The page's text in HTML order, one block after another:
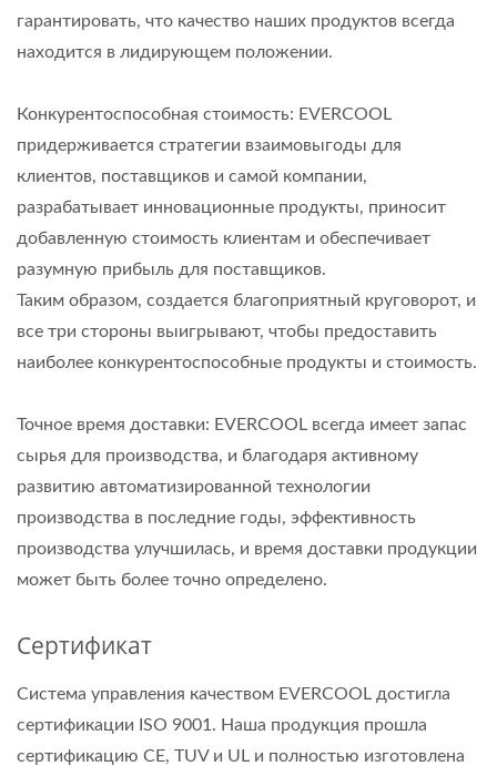
гарантировать, что качество наших продуктов всегда
находится в лидирующем положении.
Конкурентоспособная стоимость: EVERCOOL
придерживается стратегии взаимовыгоды для
клиентов, поставщиков и самой компании,
разрабатывает инновационные продукты, приносит
добавленную стоимость клиентам и обеспечивает
разумную прибыль для поставщиков.
Таким образом, создается благоприятный круговорот, и
все три стороны выигрывают, чтобы предоставить
наиболее конкурентоспособные продукты и стоимость.
Точное время доставки: EVERCOOL всегда имеет запас
сырья для производства, и благодаря активному
развитию автоматизированной технологии
производства в последние годы, эффективность
производства улучшилась, и время доставки продукции
может быть более точно определено.
Сертификат
Система управления качеством EVERCOOL достигла
сертификации ISO 9001. Наша продукция прошла
сертификацию CE, TUV и UL и полностью изготовлена